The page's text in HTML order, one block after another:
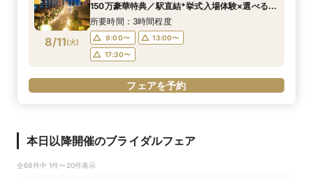
8/11(火)
150万豪華特典／駅直結*挙式入場体験×選べる2
つの会場見学
所要時間：3時間程度
9:00〜
13:00〜
17:30〜
フェアを予約
本日以降開催のブライダルフェア
全68件中 1件〜20件表示